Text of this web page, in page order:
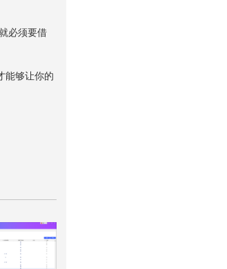
必须要借
能够让你的